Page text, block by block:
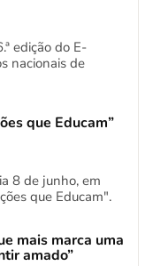
edição do E-
nacionais de
que Educam”
8 de junho, em
que Educam".
mais marca uma
amado”